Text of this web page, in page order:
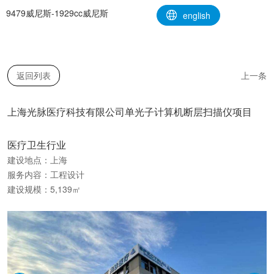
上海光脉医疗科技有限公司单光子计算机断层扫描仪项目-9479威尼斯
9479威尼斯-1929cc威尼斯 english
返回列表 上一条
上海光脉医疗科技有限公司单光子计算机断层扫描仪项目
医疗卫生行业
建设地点：上海
服务内容：工程设计
建设规模：5,139㎡